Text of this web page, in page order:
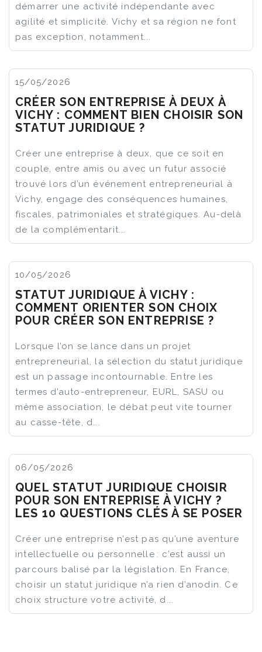
démarrer une activité indépendante avec
agilité et simplicité. Vichy et sa région ne font
pas exception, notamment...
15/05/2026
CRÉER SON ENTREPRISE À DEUX À
VICHY : COMMENT BIEN CHOISIR SON
STATUT JURIDIQUE ?
Créer une entreprise à deux, que ce soit en
couple, entre amis ou avec un futur associé
trouvé lors d’un événement entrepreneurial à
Vichy, engage des conséquences humaines,
fiscales, patrimoniales et stratégiques. Au-delà
de la complémentarit...
10/05/2026
STATUT JURIDIQUE À VICHY :
COMMENT ORIENTER SON CHOIX
POUR CRÉER SON ENTREPRISE ?
Lorsque l’on se lance dans un projet
entrepreneurial, la sélection du statut juridique
est un passage incontournable. Entre les
termes d’auto-entrepreneur, EURL, SASU ou
même association, le débat peut vite tourner
au casse-tête, d...
06/05/2026
QUEL STATUT JURIDIQUE CHOISIR
POUR SON ENTREPRISE À VICHY ?
LES 10 QUESTIONS CLÉS À SE POSER
Créer une entreprise n’est pas qu’une aventure
intellectuelle ou personnelle : c’est aussi un
parcours balisé par la législation. En France,
choisir un statut juridique n’a rien d’anodin. Ce
choix structure votre activité, d...